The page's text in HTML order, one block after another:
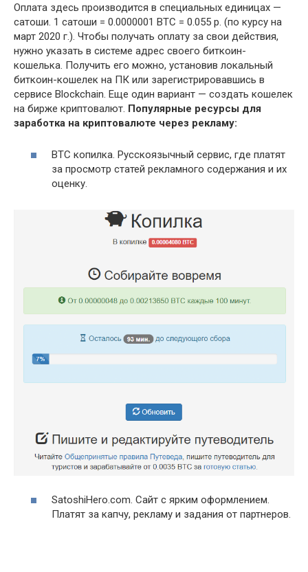
Оплата здесь производится в специальных единицах —
сатоши. 1 сатоши = 0.0000001 BTC = 0.055 р. (по курсу на
март 2020 г.). Чтобы получать оплату за свои действия,
нужно указать в системе адрес своего биткоин-
кошелька. Получить его можно, установив локальный
биткоин-кошелек на ПК или зарегистрировавшись в
сервисе Blockchain. Еще один вариант — создать кошелек
на бирже криптовалют. Популярные ресурсы для
заработка на криптовалюте через рекламу:
BTC копилка. Русскоязычный сервис, где платят
за просмотр статей рекламного содержания и их
оценку.
SatoshiHero.com. Сайт с ярким оформлением.
Платят за капчу, рекламу и задания от партнеров.